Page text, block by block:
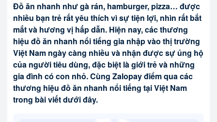
Đồ ăn nhanh như gà rán, hamburger, pizza… được
nhiều bạn trẻ rất yêu thích vì sự tiện lợi, nhìn rất bắt
mắt và hương vị hấp dẫn. Hiện nay, các thương
hiệu đồ ăn nhanh nổi tiếng gia nhập vào thị trường
Việt Nam ngày càng nhiều và nhận được sự ủng hộ
của người tiêu dùng, đặc biệt là giới trẻ và những
gia đình có con nhỏ. Cùng Zalopay điểm qua các
thương hiệu đồ ăn nhanh nổi tiếng tại Việt Nam
trong bài viết dưới đây.